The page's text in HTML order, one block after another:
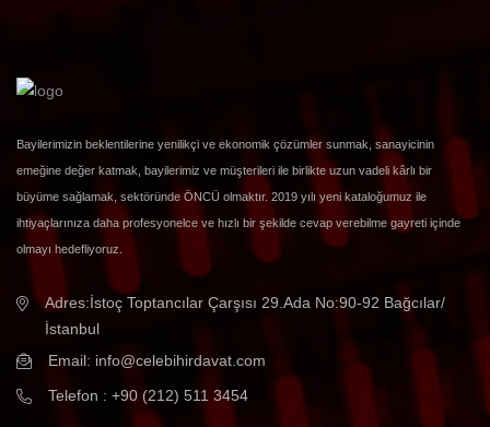
Bayilerimizin beklentilerine yenilikçi ve ekonomik çözümler sunmak, sanayicinin
emeğine değer katmak, bayilerimiz ve müşterileri ile birlikte uzun vadeli kârlı bir
büyüme sağlamak, sektöründe ÖNCÜ olmaktır. 2019 yılı yeni kataloğumuz ile
ihtiyaçlarınıza daha profesyonelce ve hızlı bir şekilde cevap verebilme gayreti içinde
olmayı hedefliyoruz.
Adres:İstoç Toptancılar Çarşısı 29.Ada No:90-92 Bağcılar/
İstanbul
Email: info@celebihirdavat.com
Telefon : +90 (212) 511 3454